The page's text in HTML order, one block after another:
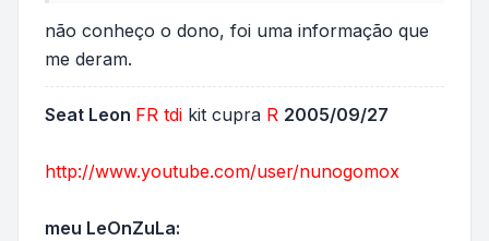
não conheço o dono, foi uma informação que
me deram.
Seat Leon FR tdi kit cupra R 2005/09/27
http://www.youtube.com/user/nunogomox
meu LeOnZuLa: